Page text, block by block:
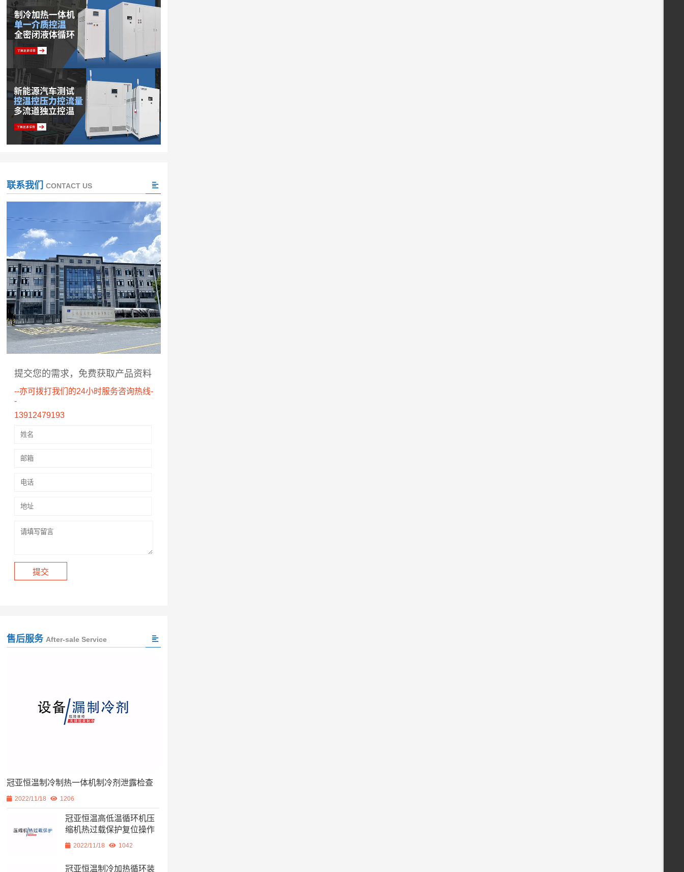
联系我们 CONTACT US
提交您的需求，免费获取产品资料
--亦可拨打我们的24小时服务咨询热线-
-
13912479193
售后服务 After-sale Service
冠亚恒温制冷制热一体机制冷剂泄露检查
2022/11/18 1206
冠亚恒温高低温循环机压
缩机热过载保护复位操作
2022/11/18 1042
冠亚恒温制冷加热循环装